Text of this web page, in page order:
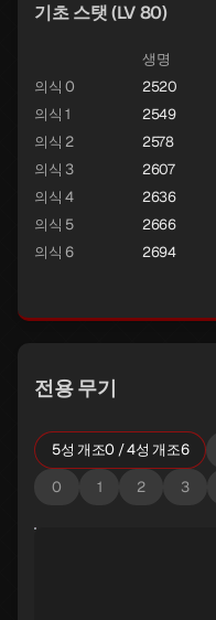
기초 스탯 (LV 80)
생명
의식 0
2520
의식 1
2549
의식 2
2578
의식 3
2607
의식 4
2636
의식 5
2666
의식 6
2694
전용 무기
5성 개조0 / 4성 개조6
0
1 2 3